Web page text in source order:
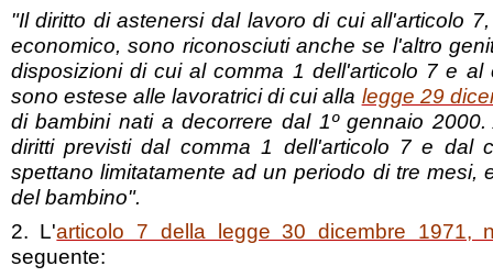
"Il diritto di astenersi dal lavoro di cui all'articolo
economico, sono riconosciuti anche se l'altro
disposizioni di cui al comma 1 dell'articolo 7 e al
sono estese alle lavoratrici di cui alla legge 29
di bambini nati a decorrere dal 1º gennaio
diritti previsti dal comma 1 dell'articolo 7 e dal
spettano limitatamente ad un periodo di tre mesi,
del bambino".
2. L'articolo 7 della legge 30 dicembre 1971,
seguente: